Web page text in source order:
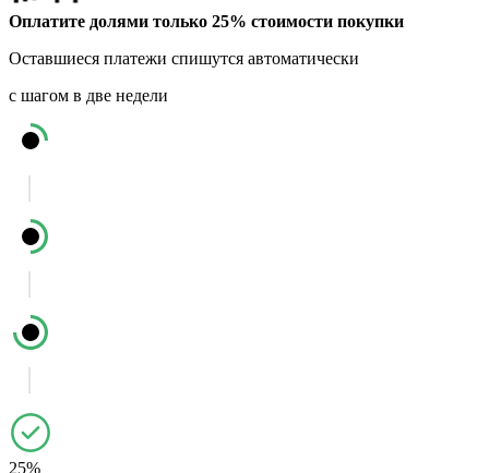
Оплатите долями только 25% стоимости покупки
Оставшиеся платежи спишутся автоматически
с шагом в две недели
25%